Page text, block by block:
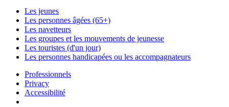
Les jeunes
Les personnes âgées (65+)
Les navetteurs
Les groupes et les mouvements de jeunesse
Les touristes (d'un jour)
Les personnes handicapées ou les accompagnateurs
Professionnels
Privacy
Accessibilité